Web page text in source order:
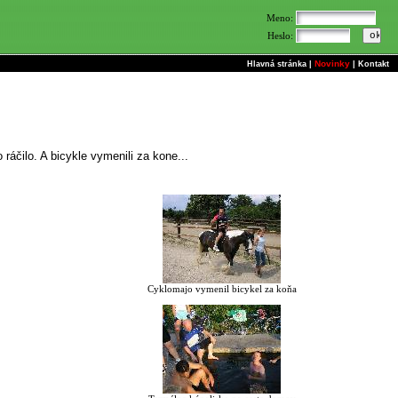
Meno:
Heslo:
Hlavná stránka Novinky Kontakt
ráčilo. A bicykle vymenili za kone...
Cyklomajo vymenil bicykel za koňa